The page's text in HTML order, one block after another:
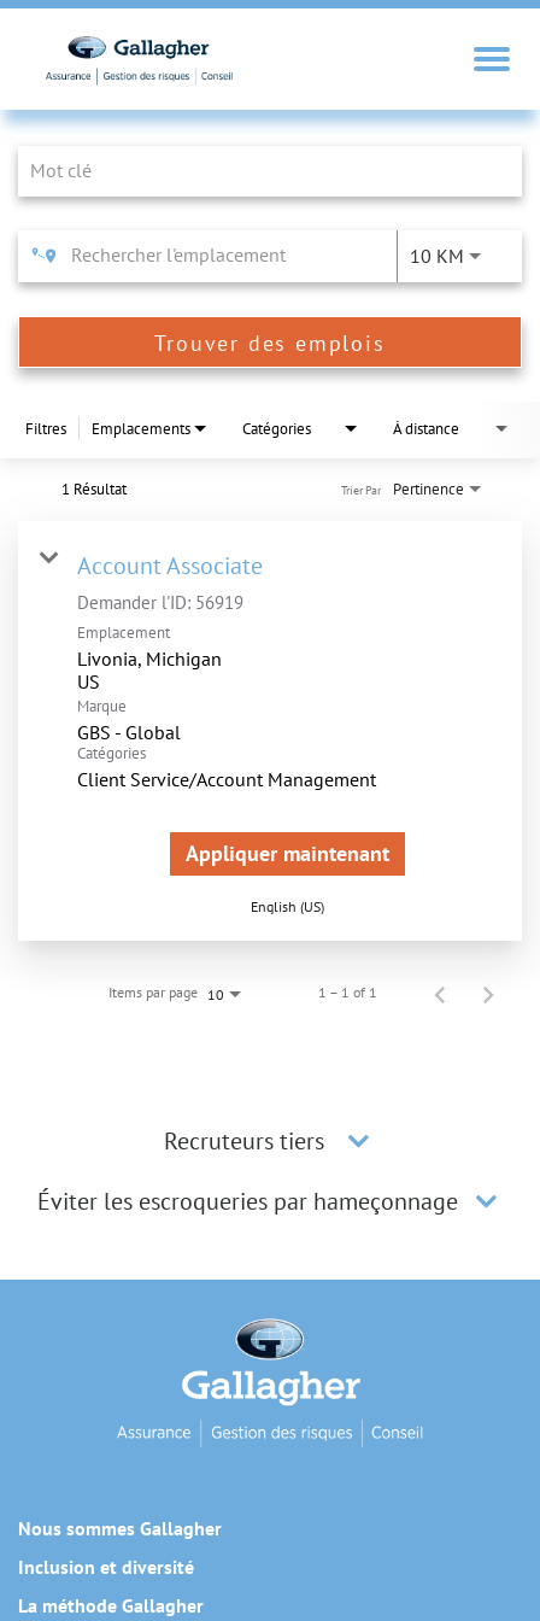
Job Search Page
10 KM
Trouver des emplois
Filtres Emplacements Catégories À distance
1 Résultat Pertinence
Trier Par
Account Associate
Demander l'ID: 56919
Emplacement
Livonia, Michigan
Marque
GBS - Global
Catégories
Client Service/Account Management
Appliquer maintenant
English (US)
Items par page 10 1 – 1 of 1
Recruteurs tiers
Éviter les escroqueries par hameçonnage
Nous sommes Gallagher
Inclusion et diversité
La méthode Gallagher